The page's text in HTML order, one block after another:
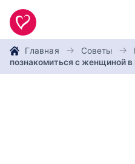
Главная Советы
познакомиться с женщиной в